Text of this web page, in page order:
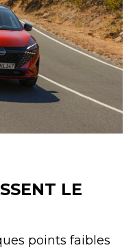
LE
points faibles